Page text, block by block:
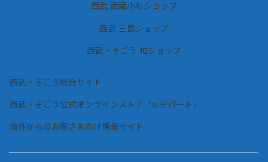
西武・そごう 柏ショップ
西武 武蔵小杉ショップ
西武 三島ショップ
西武・そごう総合サイト
西武・そごう公式オンラインストア「e.デパート」
海外からのお客さま向け情報サイト